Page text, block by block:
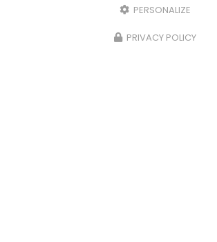
PERSONALIZE
PRIVACY POLICY